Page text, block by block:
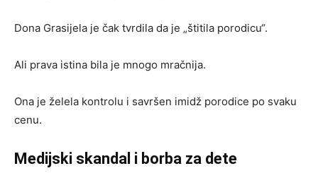
Dona Grasijela je čak tvrdila da je „štitila porodicu“.
Ali prava istina bila je mnogo mračnija.
Ona je želela kontrolu i savršen imidž porodice po svaku
cenu.
Medijski skandal i borba za dete